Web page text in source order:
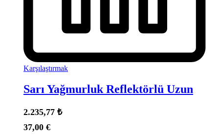
Karşılaştırmak
Sarı Yağmurluk Reflektörlü Uzun
2.235,77 ₺
37,00 €